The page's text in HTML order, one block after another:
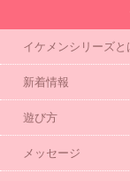
イケメンシリーズと
新着情報
遊び方
メッセージ